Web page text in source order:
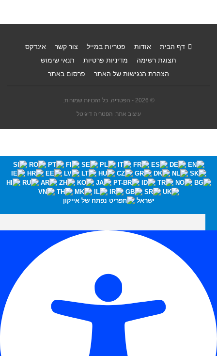
דף הבית אודות פטריות במייל צור קשר
אינדקס
תצוגת רשימה
מדיניות פרטיות
תנאי שימוש
הצהרת הנגישות של האתר
פרסום באתר
© 2026 - הפטריה. כל הזכויות שמורות.
עיצוב אתר: הפטריה דיגיטל
ישראל